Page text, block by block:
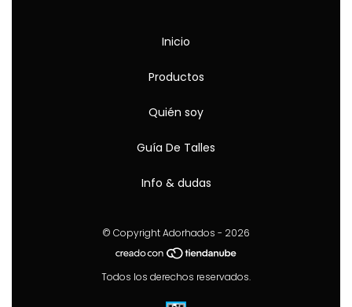
Inicio
Productos
Quién soy
Guía De Talles
Info & dudas
© Copyright Adorhados - 2026
Todos los derechos reservados.